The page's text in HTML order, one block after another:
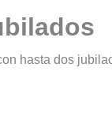
hasta dos